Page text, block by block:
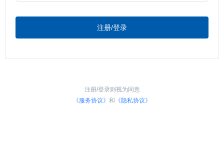
注册/登录
注册/登录则视为同意
《服务协议》 和 《隐私协议》